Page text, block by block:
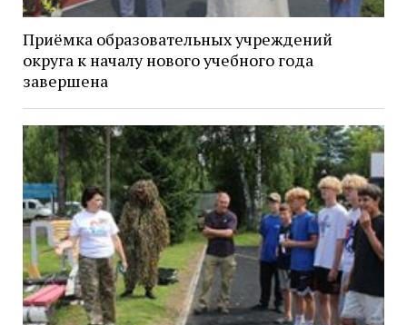
Приёмка образовательных учреждений
округа к началу нового учебного года
завершена